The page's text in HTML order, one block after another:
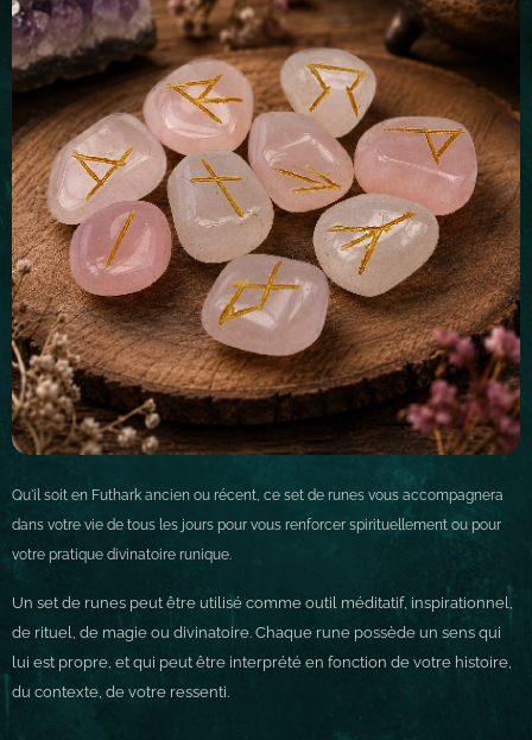
Qu'il soit en Futhark ancien ou récent, ce set de runes vous accompagnera
dans votre vie de tous les jours pour vous renforcer spirituellement ou pour
votre pratique divinatoire runique.
Un set de runes peut être utilisé comme outil méditatif, inspirationnel,
de rituel, de magie ou divinatoire. Chaque rune possède un sens qui
lui est propre, et qui peut être interprété en fonction de votre histoire,
du contexte, de votre ressenti.